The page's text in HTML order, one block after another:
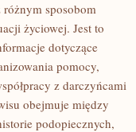
sposobom
życiowej. Jest to
dotyczące
pomocy,
z darczyńcami
obejmuje między
podopiecznych,